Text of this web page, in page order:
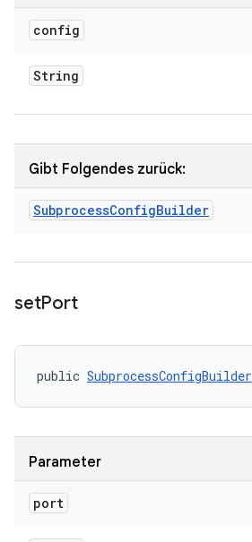
config
String
Gibt Folgendes zurück:
SubprocessConfigBuilder
setPort
public SubprocessConfigBuilder
Parameter
port